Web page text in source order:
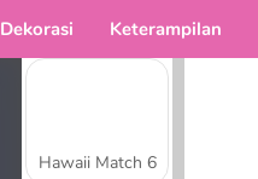
Dekorasi Keterampilan
Hawaii Match 6